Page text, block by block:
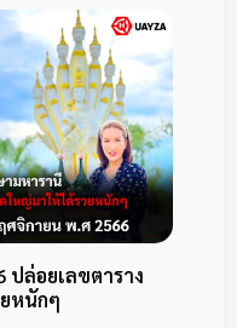
ปล่อยเลขตาราง
หนักๆ